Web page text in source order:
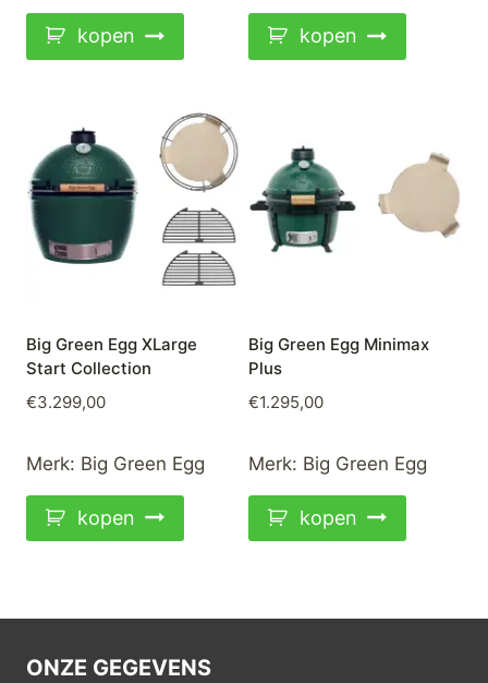
kopen kopen
Big Green Egg XLarge
Start Collection
€3.299,00
Merk: Big Green Egg
kopen
Big Green Egg Minimax
Plus
€1.295,00
Merk: Big Green Egg
kopen
ONZE GEGEVENS